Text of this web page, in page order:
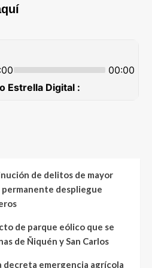
de delitos de mayor
despliegue
de parque eólico que se
de Ñiquén y San Carlos
emergencia agrícola